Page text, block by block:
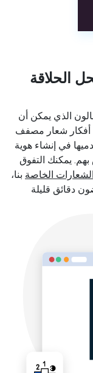
الحلاقة
الذي يمكن أن
أفكار شعار مصفف
في إنشاء هوية
بهم. يمكنك التفوق
الخاصة بنا،
دقائق قليلة